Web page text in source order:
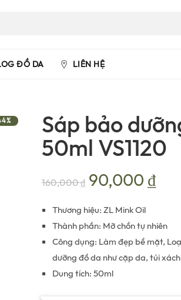
ĐỒ DA LIÊN HỆ
Sáp bảo
50ml VS1120
160,000₫ Giá
gốc
là:
160,000 ₫.
90,000₫Giá
tại
là:
Thương hiệu: ZL Mink Oil
Thành phần: Mỡ chồn tự nhiên
Công dụng: Làm đẹp bề mặt,
dưỡng đồ da như cặp da, túi
Dung tích: 50ml